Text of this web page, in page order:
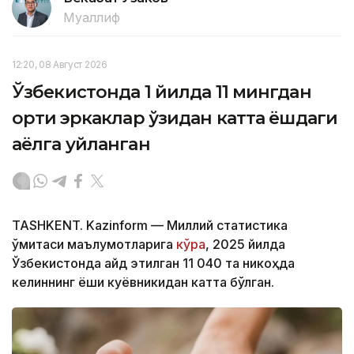
Муаллиф
12:20, 08 Август 2026
Ўзбекистонда 1 йилда 11 мингдан
ортиқ эркаклар ўзидан катта ёшдаги
аёлга уйланган
TASHKENT. Kazinform — Миллий статистика
қўмитаси маълумотларига кўра, 2025 йилда
Ўзбекистонда қайд этилган 11 040 та никоҳда
келиннинг ёши куёвникидан катта бўлган.